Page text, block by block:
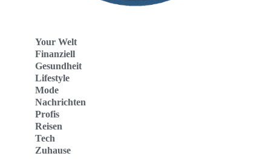
Your Welt
Finanziell
Gesundheit
Lifestyle
Mode
Nachrichten
Profis
Reisen
Tech
Zuhause